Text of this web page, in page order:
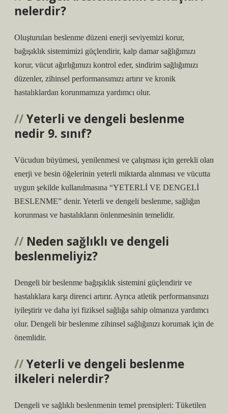
nelerdir?
Oluşturulan beslenme düzeni enerji seviyemizi korur,
bağışıklık sistemimizi güçlendirir, kalp damar sağlığımızı
korur, vücut ağırlığımızı kontrol eder, sindirim sağlığımızı
düzenler, zihinsel performansımızı artırır ve kronik
hastalıklardan korunmamıza yardımcı olur.
Yeterli ve dengeli beslenme
nedir 9. sınıf?
Vücudun büyümesi, yenilenmesi ve çalışması için gerekli olan
enerji ve besin öğelerinin yeterli miktarda alınması ve vücutta
uygun şekilde kullanılmasına “YETERLİ VE DENGELİ
BESLENME” denir. Yeterli ve dengeli beslenme, sağlığın
korunması ve hastalıkların önlenmesinin temelidir.
Neden sağlıklı ve dengeli
beslenmeliyiz?
Dengeli bir beslenme bağışıklık sistemini güçlendirir ve
hastalıklara karşı direnci artırır. Ayrıca atletik performansınızı
iyileştirir ve daha iyi fiziksel sağlığa sahip olmanıza yardımcı
olur. Dengeli bir beslenme zihinsel sağlığınızı korumak için de
önemlidir.
Yeterli ve dengeli beslenme
ilkeleri nelerdir?
Dengeli ve sağlıklı beslenmenin temel prensipleri: Tüketilen